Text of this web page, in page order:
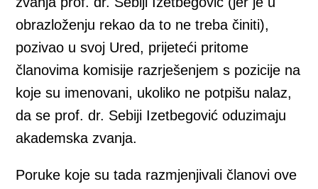
obrazloženju rekao da to ne treba činiti),
pozivao u svoj Ured, prijeteći pritome
članovima komisije razrješenjem s pozicije na
koje su imenovani, ukoliko ne potpišu nalaz,
da se prof. dr. Sebiji Izetbegović oduzimaju
akademska zvanja.
Poruke koje su tada razmjenjivali članovi ove